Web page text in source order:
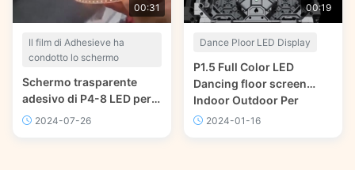
00:31
Il film di Adhesieve ha
condotto lo schermo
Schermo trasparente
adesivo di P4-8 LED per il
vetro di finestra del
2024-07-26
00:19
Dance Ploor LED Display
P1.5 Full Color LED
Dancing floor screen
Indoor Outdoor Per
spettacolo dal vivo
2024-01-16